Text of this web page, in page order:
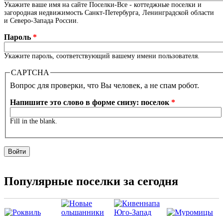
Укажите ваше имя на сайте Поселки-Все - коттеджные поселки и
загородная недвижимость Санкт-Петербурга, Ленинградской области
и Северо-Запада России.
Пароль *
Укажите пароль, соответствующий вашему имени пользователя.
CAPTCHA
Вопрос для проверки, что Вы человек, а не спам робот.
Напишите это слово в форме снизу: поселок *
Fill in the blank.
Популярные поселки за сегодня